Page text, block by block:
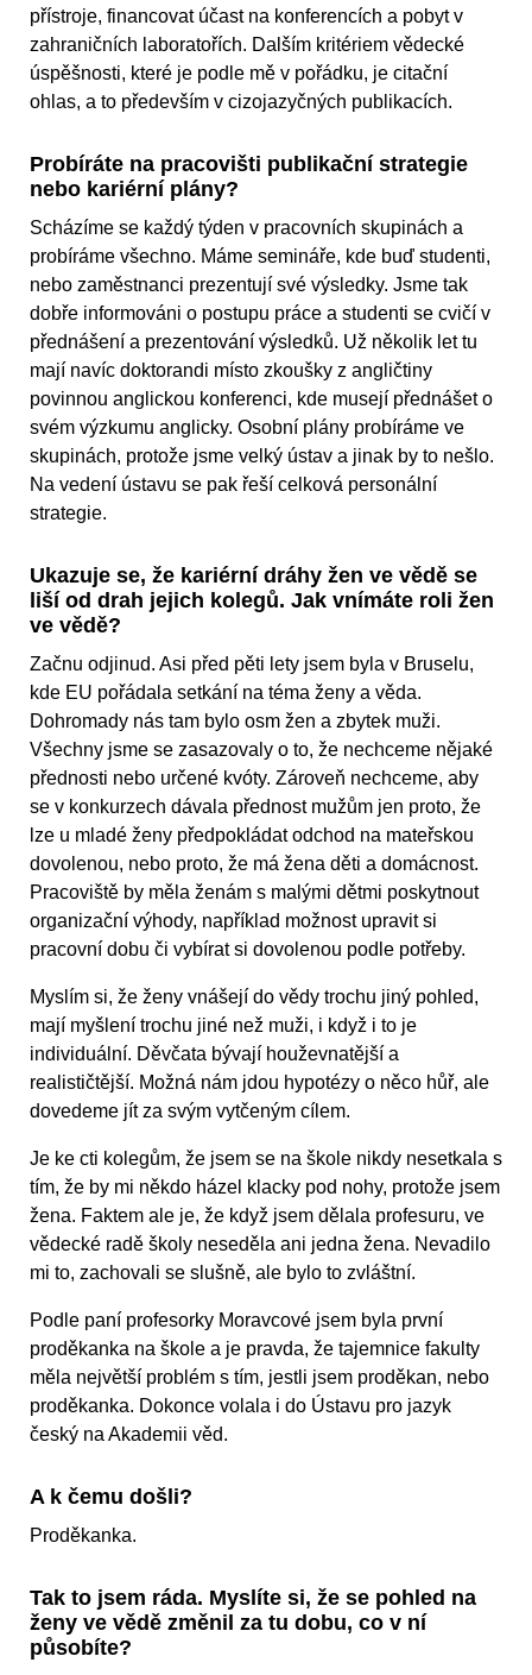
přístroje, financovat účast na konferencích a pobyt v
zahraničních laboratořích. Dalším kritériem vědecké
úspěšnosti, které je podle mě v pořádku, je citační
ohlas, a to především v cizojazyčných publikacích.
Probíráte na pracovišti publikační strategie
nebo kariérní plány?
Scházíme se každý týden v pracovních skupinách a
probíráme všechno. Máme semináře, kde buď studenti,
nebo zaměstnanci prezentují své výsledky. Jsme tak
dobře informováni o postupu práce a studenti se cvičí v
přednášení a prezentování výsledků. Už několik let tu
mají navíc doktorandi místo zkoušky z angličtiny
povinnou anglickou konferenci, kde musejí přednášet o
svém výzkumu anglicky. Osobní plány probíráme ve
skupinách, protože jsme velký ústav a jinak by to nešlo.
Na vedení ústavu se pak řeší celková personální
strategie.
Ukazuje se, že kariérní dráhy žen ve vědě se
liší od drah jejich kolegů. Jak vnímáte roli žen
ve vědě?
Začnu odjinud. Asi před pěti lety jsem byla v Bruselu,
kde EU pořádala setkání na téma ženy a věda.
Dohromady nás tam bylo osm žen a zbytek muži.
Všechny jsme se zasazovaly o to, že nechceme nějaké
přednosti nebo určené kvóty. Zároveň nechceme, aby
se v konkurzech dávala přednost mužům jen proto, že
lze u mladé ženy předpokládat odchod na mateřskou
dovolenou, nebo proto, že má žena děti a domácnost.
Pracoviště by měla ženám s malými dětmi poskytnout
organizační výhody, například možnost upravit si
pracovní dobu či vybírat si dovolenou podle potřeby.
Myslím si, že ženy vnášejí do vědy trochu jiný pohled,
mají myšlení trochu jiné než muži, i když i to je
individuální. Děvčata bývají houževnatější a
realističtější. Možná nám jdou hypotézy o něco hůř, ale
dovedeme jít za svým vytčeným cílem.
Je ke cti kolegům, že jsem se na škole nikdy nesetkala s
tím, že by mi někdo házel klacky pod nohy, protože jsem
žena. Faktem ale je, že když jsem dělala profesuru, ve
vědecké radě školy neseděla ani jedna žena. Nevadilo
mi to, zachovali se slušně, ale bylo to zvláštní.
Podle paní profesorky Moravcové jsem byla první
proděkanka na škole a je pravda, že tajemnice fakulty
měla největší problém s tím, jestli jsem proděkan, nebo
proděkanka. Dokonce volala i do Ústavu pro jazyk
český na Akademii věd.
A k čemu došli?
Proděkanka.
Tak to jsem ráda. Myslíte si, že se pohled na
ženy ve vědě změnil za tu dobu, co v ní
působíte?